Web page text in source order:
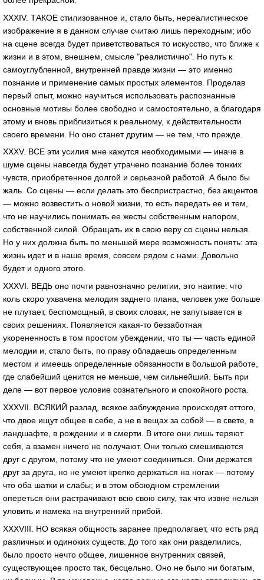
XXXIV. ТАКОЕ стилизованное и, стало быть, нереалистическое
изображение я в данном случае считаю лишь переходным; ибо
на сцене всегда будет приветствоваться то искусство, что ближе к
жизни и в этом, внешнем, смысле "реалистично". Но путь к
самоуглубленной, внутренней правде жизни — это именно
познание и применение самых простых элементов. Проделав
первый опыт, можно научиться использовать распознанные
основные мотивы более свободно и самостоятельно, а благодаря
этому и вновь приблизиться к реальному, к действительности
своего времени. Но оно станет другим — не тем, что прежде.
XXXV. ВСЕ эти усилия мне кажутся необходимыми — иначе в
шуме сцены навсегда будет утрачено познание более тонких
чувств, приобретенное долгой и серьезной работой. А было бы
жаль. Со сцены — если делать это беспристрастно, без акцентов
— можно возвестить о новой жизни, то есть передать ее и тем,
что не научились понимать ее жесты собственным напором,
собственной силой. Обращать их в свою веру со сцены нельзя.
Но у них должна быть по меньшей мере возможность понять: эта
жизнь идет и в наше время, совсем рядом с нами. Довольно
будет и одного этого.
XXXVI. ВЕДЬ оно почти равнозначно религии, это наитие: что
коль скоро ухвачена мелодия заднего плана, человек уже больше
не плутает, беспомощный, в своих словах, не запутывается в
своих решениях. Появляется какая-то беззаботная
укорененность в том простом убеждении, что ты — часть единой
мелодии и, стало быть, по праву обладаешь определенным
местом и имеешь определенные обязанности в большой работе,
где слабейший ценится не меньше, чем сильнейший. Быть при
деле — вот первое условие сознательного и спокойного роста.
XXXVII. ВСЯКИЙ разлад, всякое заблуждение происходят оттого,
что двое ищут общее в себе, а не в вещах за собой — в свете, в
ландшафте, в рождении и в смерти. В итоге они лишь теряют
себя, а взамен ничего не получают. Они только смешиваются
друг с другом, потому что не умеют соединиться. Они держатся
друг за друга, но не умеют крепко держаться на ногах — потому
что оба шатки и слабы; и в этом обоюдном стремлении
опереться они растрачивают всю свою силу, так что извне нельзя
уловить и намека на внутренний прибой.
XXXVIII. НО всякая общность заранее предполагает, что есть ряд
различных и одиноких существ. До того как они разделились,
было просто нечто общее, лишенное внутренних связей,
существующее просто так, бесцельно. Оно не было ни богатым,